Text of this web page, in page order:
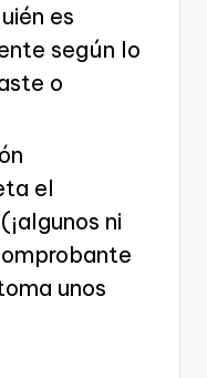
es
según lo
o
el
ni
unos